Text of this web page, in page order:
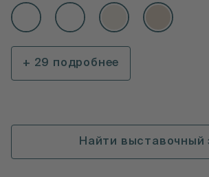
+ 29 подробнее
Найти выставочный